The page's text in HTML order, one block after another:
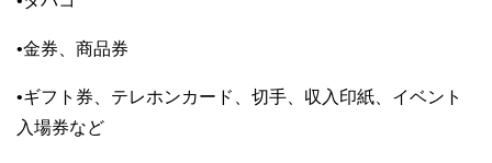
•金券、商品券
•ギフト券、テレホンカード、切手、収入印紙、イベント
入場券など